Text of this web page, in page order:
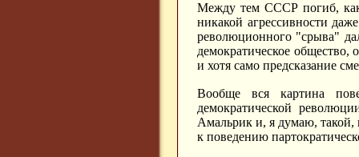
Между тем СССР погиб,
никакой агрессивности
революционного "срыва"
демократическое
и хотя само предсказание
Вообще вся картина
демократической
Амальрик и, я думаю, такой,
к поведению